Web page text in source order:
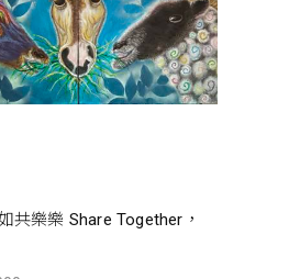
共樂樂 Share Together，